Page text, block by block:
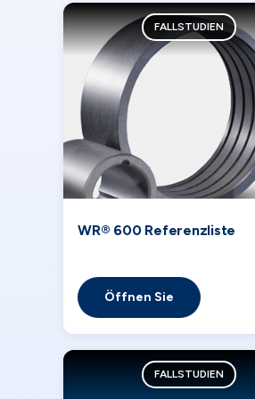
FALLSTUDIEN
WR® 600 Referenzliste
Öffnen Sie
FALLSTUDIEN